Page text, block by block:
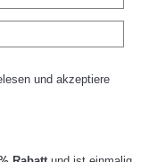
und akzeptiere